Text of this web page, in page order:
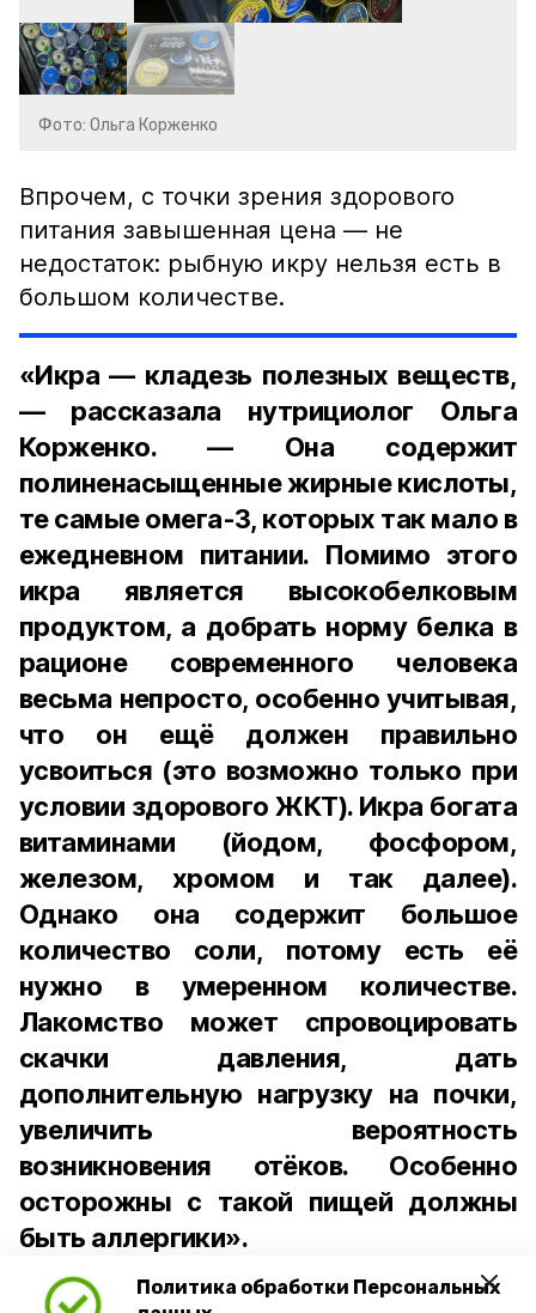
Политика обработки Персональных
Фото: Ольга Корженко
Впрочем, с точки зрения здорового
питания завышенная цена — не
недостаток: рыбную икру нельзя есть в
большом количестве.
«Икра — кладезь полезных веществ,
— рассказала нутрициолог Ольга
Корженко. — Она содержит
полиненасыщенные жирные кислоты,
те самые омега-3, которых так мало в
ежедневном питании. Помимо этого
икра является высокобелковым
продуктом, а добрать норму белка в
рационе современного человека
весьма непросто, особенно учитывая,
что он ещё должен правильно
усвоиться (это возможно только при
условии здорового ЖКТ). Икра богата
витаминами (йодом, фосфором,
железом, хромом и так далее).
Однако она содержит большое
количество соли, потому есть её
нужно в умеренном количестве.
Лакомство может спровоцировать
скачки давления, дать
дополнительную нагрузку на почки,
увеличить вероятность
возникновения отёков. Особенно
осторожны с такой пищей должны
быть аллергики».
Для взрослого человека безопасной